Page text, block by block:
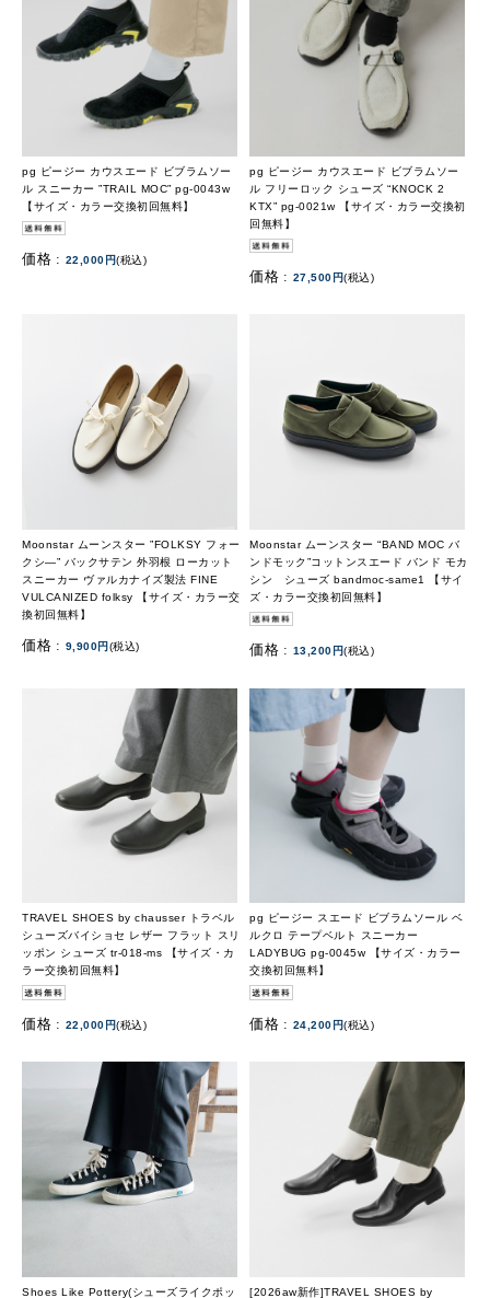
pg ピージー カウスエード ビブラムソー
ル スニーカー ”TRAIL MOC” pg-0043w
【サイズ・カラー交換初回無料】
価格 : 22,000円(税込)
pg ピージー カウスエード ビブラムソー
ル フリーロック シューズ “KNOCK 2
KTX” pg-0021w 【サイズ・カラー交換初
回無料】
価格 : 27,500円(税込)
Moonstar ムーンスター ”FOLKSY フォー
クシ―” バックサテン 外羽根 ローカット
スニーカー ヴァルカナイズ製法 FINE
VULCANIZED folksy 【サイズ・カラー交
換初回無料】
価格 : 9,900円(税込)
Moonstar ムーンスター “BAND MOC バ
ンドモック”コットンスエード バンド モカ
シン シューズ bandmoc-same1 【サイ
ズ・カラー交換初回無料】
価格 : 13,200円(税込)
TRAVEL SHOES by chausser トラベル
シューズバイショセ レザー フラット スリ
ッポン シューズ tr-018-ms 【サイズ・カ
ラー交換初回無料】
価格 : 22,000円(税込)
pg ピージー スエード ビブラムソール ベ
ルクロ テープベルト スニーカー
LADYBUG pg-0045w 【サイズ・カラー
交換初回無料】
価格 : 24,200円(税込)
Shoes Like Pottery(シューズライクポッ [2026aw新作]TRAVEL SHOES by